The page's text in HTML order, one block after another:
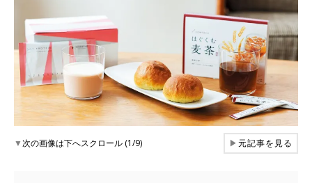
▼次の画像は下へスクロール (1/9) ▶元記事を見る